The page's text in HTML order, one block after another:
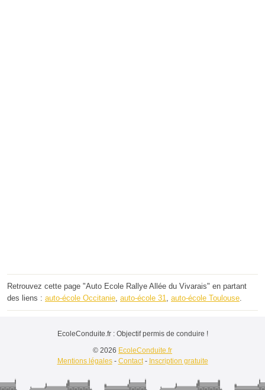
Retrouvez cette page "Auto Ecole Rallye Allée du Vivarais" en partant
des liens : auto-école Occitanie auto-école 31 auto-école Toulouse
EcoleConduite.fr : Objectif permis de conduire !
© 2026 EcoleConduite.fr
Mentions légales- Contact- Inscription gratuite